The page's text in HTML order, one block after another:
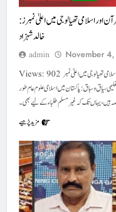
اور اسلامی تھیالوجی میں اعلیٰ نمبرز :
خالد شہزاد
admin November
Views: 902 پاکستان میں مسیحی بہن بھائی میکاہ اور کنزا کی کامیابی، قرآن اور اسلامی تھیالوجی میں اعلیٰ نمبر
کئی جہتوں کے ساتھ ایک قابل ذکر واقعہ ہے؛ ۔1۔تعلیمی سیاق و سباق: پاکستان میں اسلامی علوم عام طور
مزید پڑھیے